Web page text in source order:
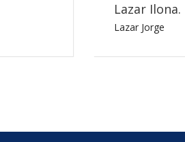
Lazar Ilona.
Lazar Jorge